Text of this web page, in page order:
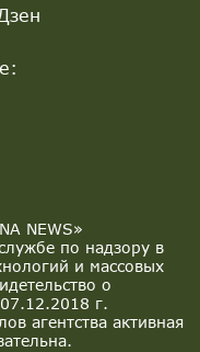
NEWS»
по надзору в
и массовых
о
г.
агентства активная